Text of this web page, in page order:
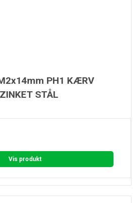
PH1 KÆRV
STÅL
Vis produkt